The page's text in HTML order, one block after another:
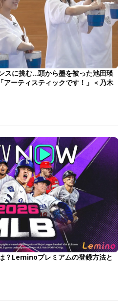
スに挑む…頭から墨を被った池田瑛
アーティスティックです！」＜乃木
？Leminoプレミアムの登録方法と